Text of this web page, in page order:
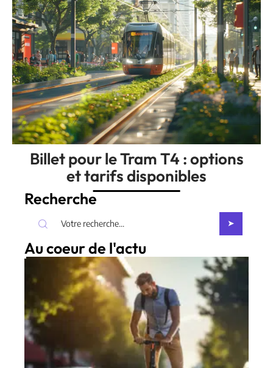
Billet pour le Tram T4 : options
et tarifs disponibles
Recherche
Au coeur de l'actu